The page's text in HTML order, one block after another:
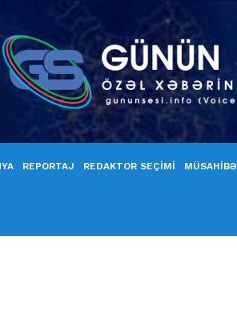
REPORTAJ REDAKTOR SEÇİMİ MÜSAHİBƏ